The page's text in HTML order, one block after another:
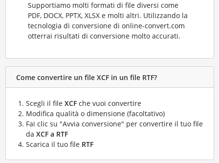
Supportiamo molti formati di file diversi come
PDF, DOCX, PPTX, XLSX e molti altri. Utilizzando la
tecnologia di conversione di online-convert.com
otterrai risultati di conversione molto accurati.
Come convertire un file XCF in un file RTF?
Scegli il file XCFche vuoi convertire
Modifica qualità o dimensione (facoltativo)
Fai clic su "Avvia conversione" per convertire il tuo file
da XCF a RTF
Scarica il tuo file RTF